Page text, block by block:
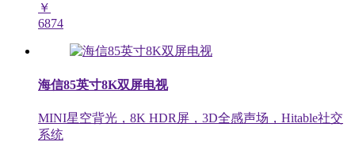
￥
6874
海信85英寸8K双屏电视
MINI星空背光，8K HDR屏，3D全感声场，Hitable社交
系统